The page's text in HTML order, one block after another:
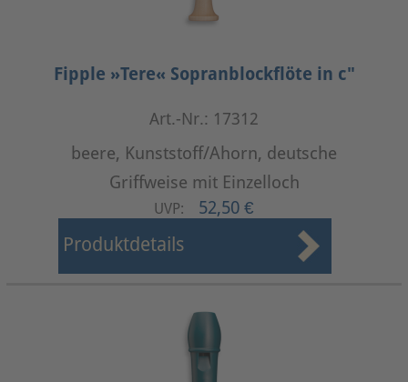
Fipple »Tere« Sopranblockflöte in c"
Art.-Nr.: 17312
beere, Kunststoff/Ahorn, deutsche
Griffweise mit Einzelloch
UVP: 52,50 €
Produktdetails